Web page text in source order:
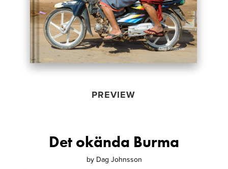
PREVIEW
Det okända Burma
by Dag Johnsson